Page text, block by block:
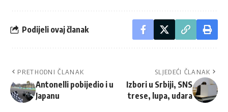
Podijeli ovaj članak
PRETHODNI ČLANAK
Antonelli pobijedio i u
Japanu
SLJEDEĆI ČLANAK
Izbori u Srbiji, SNS
trese, lupa, udara